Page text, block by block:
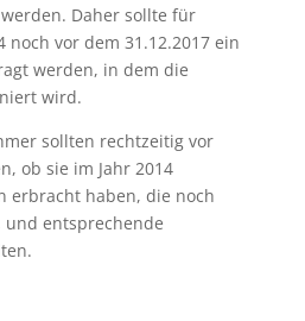
Daher sollte für
noch vor dem 31.12.2017 ein
werden, in dem die
wird.
sollten rechtzeitig vor
ob sie im Jahr 2014
erbracht haben, die noch
entsprechende